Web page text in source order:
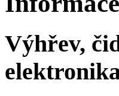
Výhřev,